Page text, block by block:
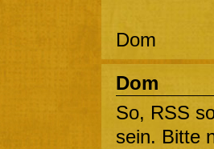
Dom
Dom
So, RSS
sein. Bitte